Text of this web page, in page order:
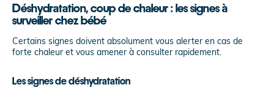
Déshydratation, coup de chaleur : les signes à
surveiller chez bébé
Certains signes doivent absolument vous alerter en cas de
forte chaleur et vous amener à consulter rapidement.
Les signes de déshydratation